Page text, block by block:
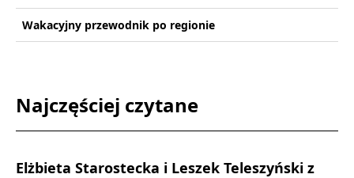
Wakacyjny przewodnik po regionie
Najczęściej czytane
Elżbieta Starostecka i Leszek Teleszyński z